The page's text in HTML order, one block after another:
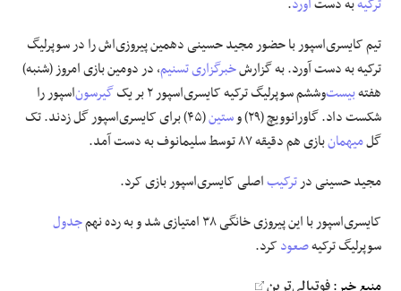
تیم کایسری‌اسپور با حضور مجید حسینی دهمین پیروزی‌اش را در سوپرلیگ
ترکیه به دست آورد. به گزارشخبرگزاری تسنیم، در دومین بازی امروز (شنبه)
هفتهبیست‌وششم سوپرلیگ ترکیه کایسری‌اسپور ۲ بر یک گیرسون‌اسپور را
شکست داد. گاورانوویچ (۲۹) و
ستین
(۴۵) برای کایسری‌اسپور گل زدند. تک
گلمیهمانبازی هم دقیقه ۸۷ توسط سلیمانوف به دست آمد.
مجید حسینی درترکیباصلی کایسری‌اسپور بازی کرد.
کایسری‌اسپور با این پیروزی خانگی ۳۸ امتیازی شد و به رده نهم
جدول
سوپرلیگ ترکیهصعودکرد.
منبع خبر:فوتبالی‌ترین